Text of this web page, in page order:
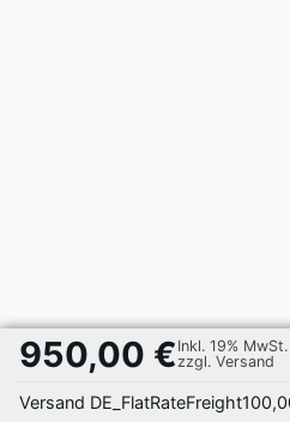
950,00 € Inkl. 19% MwSt.
zzgl. Versand
Versand DE_FlatRateFreight